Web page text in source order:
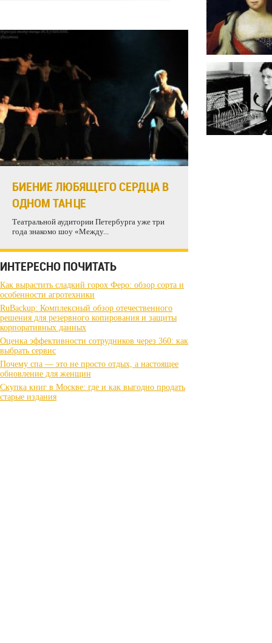
БИЕНИЕ ЛЮБЯЩЕГО СЕРДЦА В
ОДНОМ ТАНЦЕ
Театральной аудитории Петербурга уже три
года знакомо шоу «Между...
ИНТЕРЕСНО ПОЧИТАТЬ
Как вырастить сладкий горох Феро: обзор сорта и
особенности агротехники
RuBackup: Комплексный обзор отечественного
решения для резервного копирования и защиты
корпоративных данных
Оценка эффективности сотрудников через 360: как
выбрать сервис
Почему спа — это не просто отдых, а настоящее
обновление для женщин
Скупка книг в Москве: где и как выгодно продать
старые издания